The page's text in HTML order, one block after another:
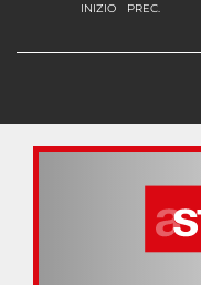
INIZIO PREC.